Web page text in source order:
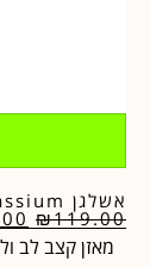
אשלגן Potassium
₪119.00
מאזן קצב לב